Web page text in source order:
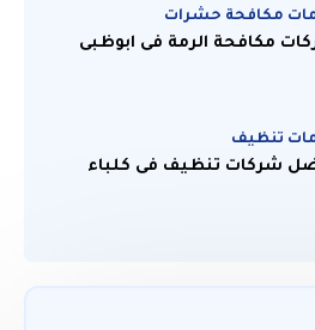
مكافحة حشرات
مكافحة الرمة فى ابوظبى
تنظيف
شركات تنظيف فى كلباء